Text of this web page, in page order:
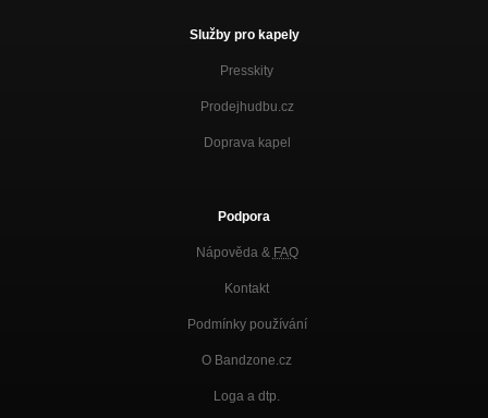
Služby pro kapely
Presskity
Prodejhudbu.cz
Doprava kapel
Podpora
Nápověda & FAQ
Kontakt
Podmínky používání
O Bandzone.cz
Loga a dtp.